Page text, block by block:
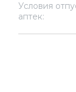
Условия
аптек: